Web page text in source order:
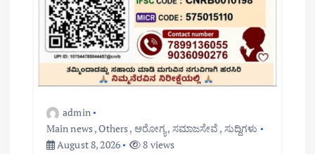
admin
Main news,Others, ಆರೋಗ್ಯ, ಸಮಾಜಸೇವೆ , ಸುದ್ದಿಗಳು
August 8, 2026
8 views